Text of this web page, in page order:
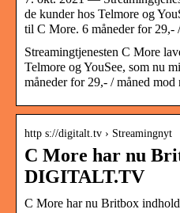
de kunder hos Telmore og
til C More. 6 måneder for
Streamingtjenesten C More
Telmore og YouSee, som nu
måneder for 29,- / måned mod
http s://digitalt.tv › Streamingnyt
C More har nu
DIGITALT.TV
C More har nu Britbox indhold